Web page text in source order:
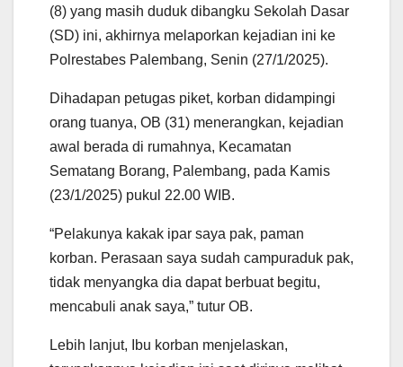
p
k
m
(8) yang masih duduk dibangku Sekolah Dasar
(SD) ini, akhirnya melaporkan kejadian ini ke
Polrestabes Palembang, Senin (27/1/2025).
Dihadapan petugas piket, korban didampingi
orang tuanya, OB (31) menerangkan, kejadian
awal berada di rumahnya, Kecamatan
Sematang Borang, Palembang, pada Kamis
(23/1/2025) pukul 22.00 WIB.
“Pelakunya kakak ipar saya pak, paman
korban. Perasaan saya sudah campuraduk pak,
tidak menyangka dia dapat berbuat begitu,
mencabuli anak saya,” tutur OB.
Lebih lanjut, Ibu korban menjelaskan,